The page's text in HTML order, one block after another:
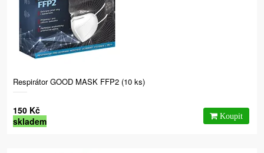
Respirátor GOOD MASK FFP2 (10 ks)
150 Kč
skladem